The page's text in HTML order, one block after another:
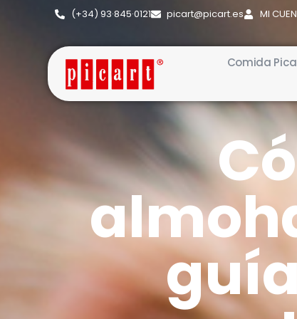
(+34) 93·845·0121 picart@picart.es MI
Comida